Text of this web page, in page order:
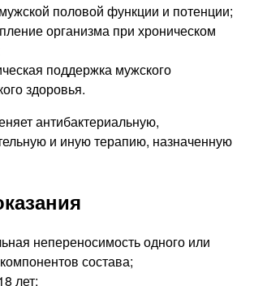
половой функции и потенции;
организма при хроническом
поддержка мужского
здоровья.
антибактериальную,
и иную терапию, назначенную
непереносимость одного или
состава;
лет;